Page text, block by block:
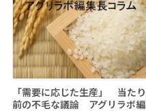
「需要に応じた生産」 当たり
前の不毛な議論 アグリラボ編